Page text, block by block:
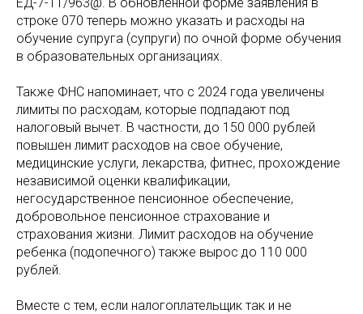
строке 070 теперь можно указать и расходы на
обучение супруга (супруги) по очной форме обучения
в образовательных организациях.
Также ФНС напоминает, что с 2024 года увеличены
лимиты по расходам, которые подпадают под
налоговый вычет. В частности, до 150 000 рублей
повышен лимит расходов на свое обучение,
медицинские услуги, лекарства, фитнес, прохождение
независимой оценки квалификации,
негосударственное пенсионное обеспечение,
добровольное пенсионное страхование и
страхования жизни. Лимит расходов на обучение
ребенка (подопечного) также вырос до 110 000
рублей.
Вместе с тем, если налогоплательщик так и не